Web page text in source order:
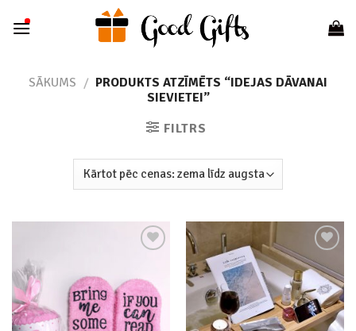
SĀKUMS / PRODUKTS ATZĪMĒTS “IDEJAS DĀVANAI
SIEVIETEI”
FILTRS
Add to
wishlist
Add to
wishlist